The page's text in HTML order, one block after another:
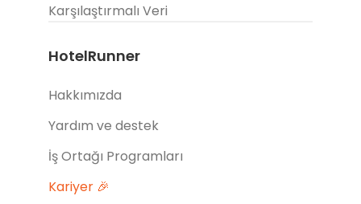
Karşılaştırmalı Veri
HotelRunner
Hakkımızda
Yardım ve destek
İş Ortağı Programları
Kariyer 🎉